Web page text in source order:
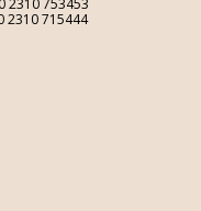
2310 753453
2310 715444